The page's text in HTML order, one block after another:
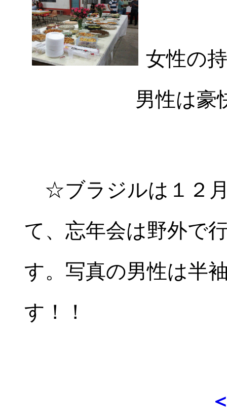
女性の
男性は豪
☆ブラジルは１２
て、忘年会は野外で
す。写真の男性は半
す！！